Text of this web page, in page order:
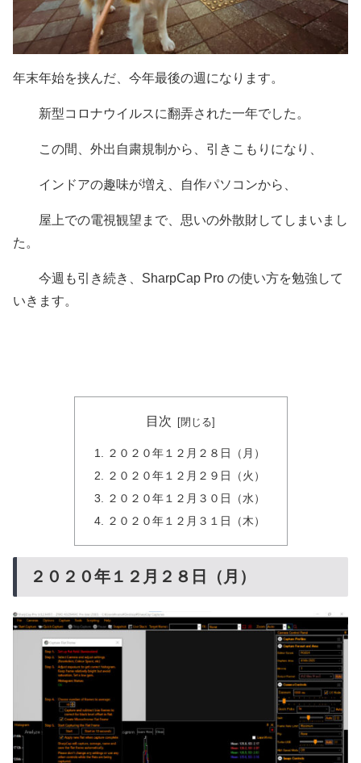
年末年始を挟んだ、今年最後の週になります。
新型コロナウイルスに翻弄された一年でした。
この間、外出自粛規制から、引きこもりになり、
インドアの趣味が増え、自作パソコンから、
屋上での電視観望まで、思いの外散財してしまいまし
た。
今週も引き続き、SharpCap Pro の使い方を勉強して
いきます。
目次
２０２０年１２月２８日（月）
２０２０年１２月２９日（火）
２０２０年１２月３０日（水）
２０２０年１２月３１日（木）
２０２０年１２月２８日（月）